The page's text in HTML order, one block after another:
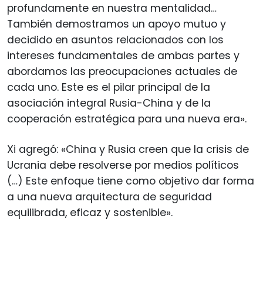
profundamente en nuestra mentalidad…
También demostramos un apoyo mutuo y
decidido en asuntos relacionados con los
intereses fundamentales de ambas partes y
abordamos las preocupaciones actuales de
cada uno. Este es el pilar principal de la
asociación integral Rusia-China y de la
cooperación estratégica para una nueva era».
Xi agregó: «China y Rusia creen que la crisis de
Ucrania debe resolverse por medios políticos
(…) Este enfoque tiene como objetivo dar forma
a una nueva arquitectura de seguridad
equilibrada, eficaz y sostenible».